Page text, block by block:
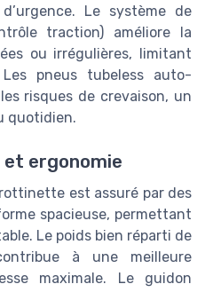
Le système de
traction) améliore la
ou irrégulières, limitant
pneus tubeless auto-
risques de crevaison, un
quotidien.
ergonomie
est assuré par des
spacieuse, permettant
Le poids bien réparti de
à une meilleure
maximale. Le guidon